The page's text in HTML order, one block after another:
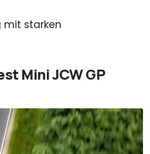
mit starken
Mini JCW GP